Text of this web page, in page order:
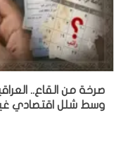
صرخة من القاع..
وسط شلل اقتصادي